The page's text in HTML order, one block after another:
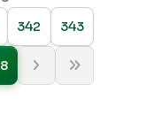
342 343